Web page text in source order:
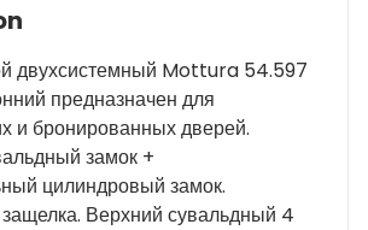
двухсистемный Mottura 54.597
предназначен для
и бронированных дверей.
замок +
цилиндровый замок.
Верхний сувальдный 4